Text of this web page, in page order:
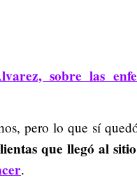
sobre las
pero lo que sí
que llegó al
.